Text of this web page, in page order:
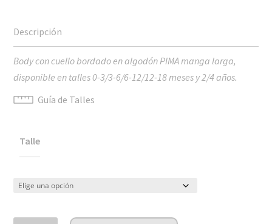
Body con cuello bordado en algodón PIMA manga larga,
disponible en talles 0-3/3-6/6-12/12-18 meses y 2/4 años.
Guía de Talles
Talle